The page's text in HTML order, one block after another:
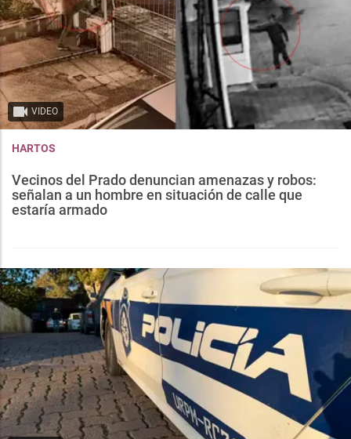
VIDEO
HARTOS
Vecinos del Prado denuncian amenazas y robos:
señalan a un hombre en situación de calle que
estaría armado